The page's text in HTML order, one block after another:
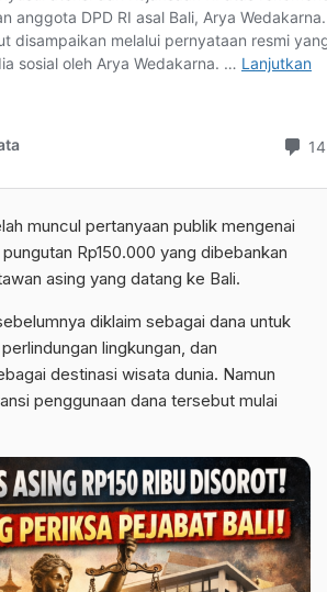
muncul pertanyaan publik mengenai
Rp150.000 yang dibebankan
asing yang datang ke Bali.
diklaim sebagai dana untuk
lingkungan, dan
destinasi wisata dunia. Namun
penggunaan dana tersebut mulai